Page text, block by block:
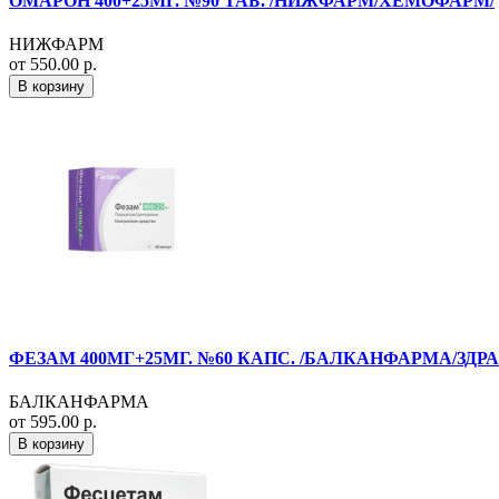
НИЖФАРМ
от 550.00 р.
В корзину
ФЕЗАМ 400МГ+25МГ. №60 КАПС. /БАЛКАНФАРМА/
БАЛКАНФАРМА
от 595.00 р.
В корзину